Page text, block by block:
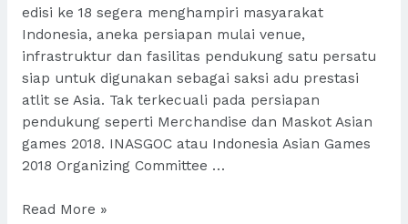
edisi ke 18 segera menghampiri masyarakat
Indonesia, aneka persiapan mulai venue,
infrastruktur dan fasilitas pendukung satu persatu
siap untuk digunakan sebagai saksi adu prestasi
atlit se Asia. Tak terkecuali pada persiapan
pendukung seperti Merchandise dan Maskot Asian
games 2018. INASGOC atau Indonesia Asian Games
2018 Organizing Committee …
Maskot
Read More »